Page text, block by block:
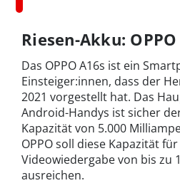
Riesen-Akku: OPPO
Das OPPO A16s ist ein
Einsteiger:innen, dass der
2021 vorgestellt hat. Das
Android-Handys ist sicher
Kapazität von 5.000
OPPO soll diese Kapazität
Videowiedergabe von bis zu
ausreichen.